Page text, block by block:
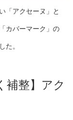
「アクセーヌ」と
カバーマーク」の
た。
補整】アク